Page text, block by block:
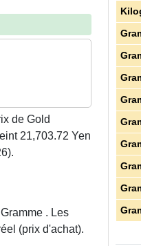
de Gold
21,703.72 Yen
. Les
(prix d'achat).